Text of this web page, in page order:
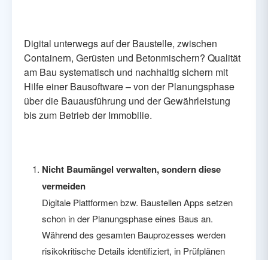
Digital unterwegs auf der Baustelle, zwischen
Containern, Gerüsten und Betonmischern? Qualität
am Bau systematisch und nachhaltig sichern mit
Hilfe einer Bausoftware – von der Planungsphase
über die Bauausführung und der Gewährleistung
bis zum Betrieb der Immobilie.
Nicht Baumängel verwalten, sondern diese
vermeiden
Digitale Plattformen bzw. Baustellen Apps setzen
schon in der Planungsphase eines Baus an.
Während des gesamten Bauprozesses werden
risikokritische Details identifiziert, in Prüfplänen